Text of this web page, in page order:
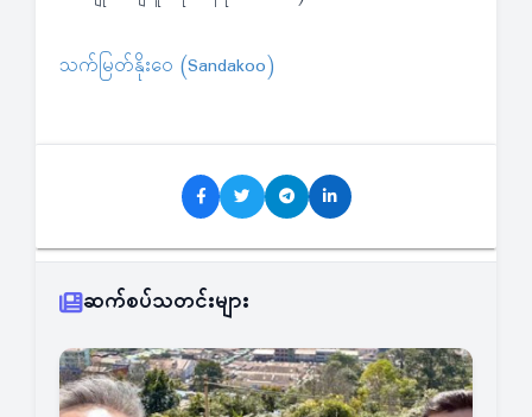
သက်မြတ်နိုးဝေ (Sandakoo)
ဆက်စပ်သတင်းများ